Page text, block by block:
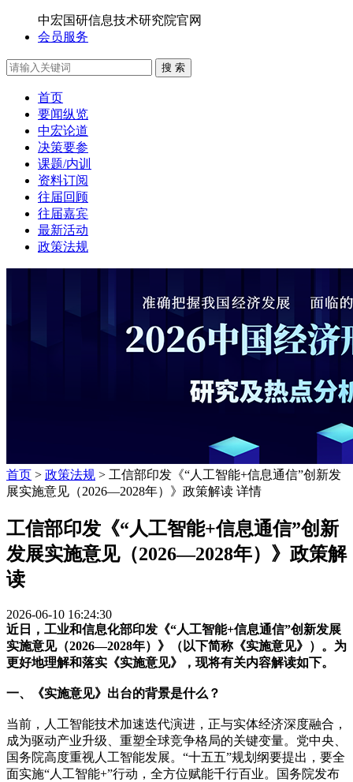
中宏国研信息技术研究院官网
会员服务
搜 索
首页
要闻纵览
中宏论道
决策要参
课题/内训
资料订阅
往届回顾
往届嘉宾
最新活动
政策法规
首页 > 政策法规 > 工信部印发《“人工智能+信息通信”创新发
展实施意见（2026—2028年）》政策解读 详情
工信部印发《“人工智能+信息通信”创新
发展实施意见（2026—2028年）》政策解
读
2026-06-10 16:24:30
近日，工业和信息化部印发《“人工智能+信息通信”创新发展
实施意见（2026—2028年）》（以下简称《实施意见》）。为
更好地理解和落实《实施意见》，现将有关内容解读如下。
一、《实施意见》出台的背景是什么？
当前，人工智能技术加速迭代演进，正与实体经济深度融合，
成为驱动产业升级、重塑全球竞争格局的关键变量。党中央、
国务院高度重视人工智能发展。“十五五”规划纲要提出，要全
面实施“人工智能+”行动，全方位赋能千行百业。国务院发布